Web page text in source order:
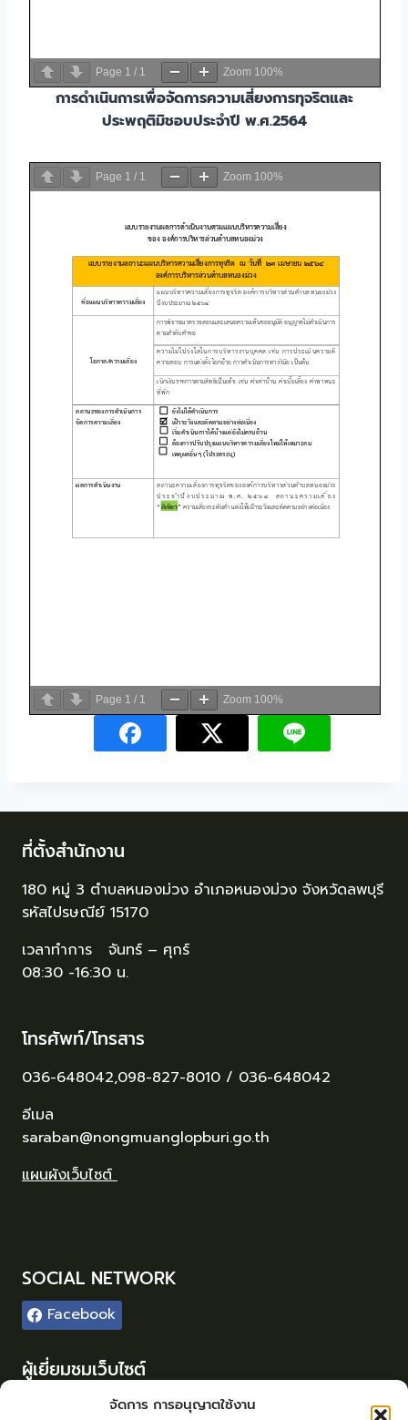
จัดการ การอนุญาตใช้งาน
Page 1 / 1 Zoom 100%
การดำเนินการเพื่อจัดการความเสี่ยงการทุจริตและ
ประพฤติมิชอบประจำปี พ.ศ.2564
Page 1 / 1 Zoom 100%
Page 1 / 1 Zoom 100%
ที่ตั้งสำนักงาน
180 หมู่ 3 ตำบลหนองม่วง อำเภอหนองม่วง จังหวัดลพบุรี
รหัสไปรษณีย์ 15170
เวลาทำการ จันทร์ – ศุกร์
08:30 -16:30 น.
โทรศัพท์/โทรสาร
036-648042,098-827-8010 / 036-648042
อีเมล
saraban@nongmuanglopburi.go.th
แผนผังเว็บไซต์
SOCIAL NETWORK
Facebook
ผู้เยี่ยมชมเว็บไซต์
114